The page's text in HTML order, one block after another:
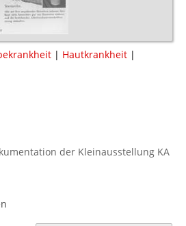
| Hautkrankheit |
der Kleinausstellung KA